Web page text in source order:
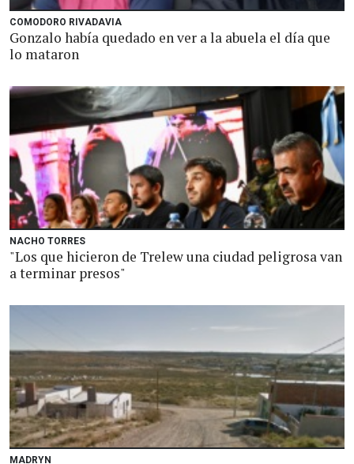
COMODORO RIVADAVIA
Gonzalo había quedado en ver a la abuela el día que
lo mataron
NACHO TORRES
"Los que hicieron de Trelew una ciudad peligrosa van
a terminar presos"
MADRYN